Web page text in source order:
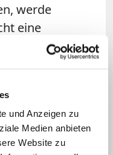
und Anzeigen zu
Medien anbieten
Website zu
werde
eine
und